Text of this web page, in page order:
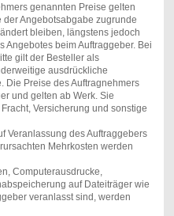
genannten Preise gelten
Angebotsabgabe zugrunde
bleiben, längstens jedoch
Angebotes beim Auftraggeber. Bei
gilt der Besteller als
ausdrückliche
Die Preise des Auftragnehmers
und gelten ab Werk. Sie
Versicherung und sonstige
Veranlassung des Auftraggebers
Mehrkosten werden
Computerausdrucke,
auf Dateiträger wie
veranlasst sind, werden